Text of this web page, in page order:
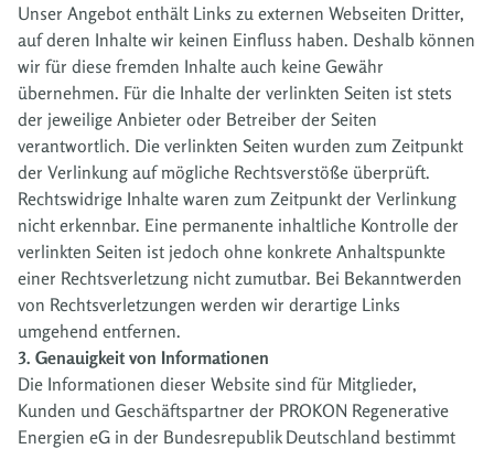
Unser Angebot enthält Links zu externen Webseiten Dritter,
auf deren Inhalte wir keinen Einfluss haben. Deshalb können
wir für diese fremden Inhalte auch keine Gewähr
übernehmen. Für die Inhalte der verlinkten Seiten ist stets
der jeweilige Anbieter oder Betreiber der Seiten
verantwortlich. Die verlinkten Seiten wurden zum Zeitpunkt
der Verlinkung auf mögliche Rechtsverstöße überprüft.
Rechtswidrige Inhalte waren zum Zeitpunkt der Verlinkung
nicht erkennbar. Eine permanente inhaltliche Kontrolle der
verlinkten Seiten ist jedoch ohne konkrete Anhaltspunkte
einer Rechtsverletzung nicht zumutbar. Bei Bekanntwerden
von Rechtsverletzungen werden wir derartige Links
umgehend entfernen.
3. Genauigkeit von Informationen
Die Informationen dieser Website sind für Mitglieder,
Kunden und Geschäftspartner der PROKON Regenerative
Energien eG in der Bundesrepublik Deutschland bestimmt